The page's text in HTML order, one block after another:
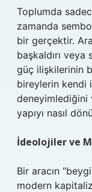
Toplumda
zamanda
bir gerçektir.
başkaldırı
güç ilişkilerinin
bireylerin kendi
deneyimlediğini
yapıyı nasıl
İdeolojiler ve
Bir aracın
modern